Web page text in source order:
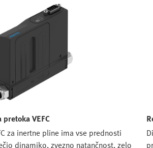
VEFC
za inertne pline ima vse prednosti
dinamiko, zvezno natančnost, zelo